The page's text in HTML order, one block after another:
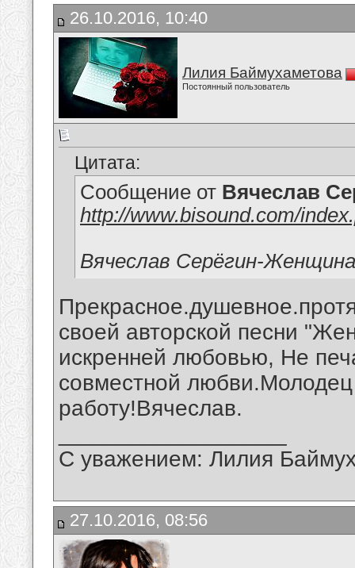
26.10.2016, 10:40
Лилия Баймухаметова
Постоянный пользователь
Цитата:
Сообщение от Вячеслав
http://www.bisound.com/
Вячеслав Серёгин-
своей авторской песни
искренней любовью, Не
совместной
работу!Вячеслав.
С уважением: Лилия
27.10.2016, 08:56